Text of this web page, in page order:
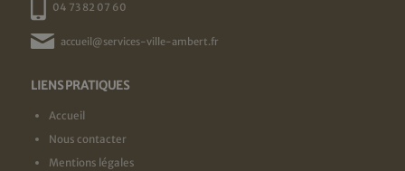
04 73 82 07 60
accueil@services-ville-ambert.fr
LIENS PRATIQUES
Accueil
Nous contacter
Mentions légales